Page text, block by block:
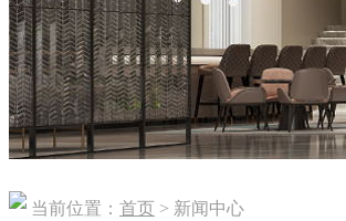
当前位置： 首页 > 新闻中心